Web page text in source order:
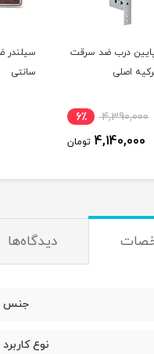
درب ضد سرقت
اصلی
4,390,000 6٪
4,140,000 تومان
سانتی
دیدگاه‌ها
جنس
نوع کاربرد